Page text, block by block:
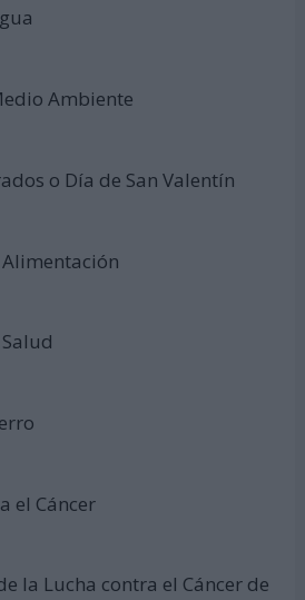
Ambiente
o Día de San Valentín
el Cáncer
la Lucha contra el Cáncer de